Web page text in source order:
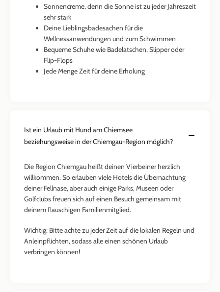
Sonnencreme, denn die Sonne ist zu jeder Jahreszeit
sehr stark
Deine Lieblingsbadesachen für die
Wellnessanwendungen und zum Schwimmen
Bequeme Schuhe wie Badelatschen, Slipper oder
Flip-Flops
Jede Menge Zeit für deine Erholung
Ist ein Urlaub mit Hund am Chiemsee
beziehungsweise in der Chiemgau-Region möglich?
Die Region Chiemgau heißt deinen Vierbeiner herzlich
willkommen. So erlauben viele Hotels die Übernachtung
deiner Fellnase, aber auch einige Parks, Museen oder
Golfclubs freuen sich auf einen Besuch gemeinsam mit
deinem flauschigen Familienmitglied.
Wichtig: Bitte achte zu jeder Zeit auf die lokalen Regeln und
Anleinpflichten, sodass alle einen schönen Urlaub
verbringen können!